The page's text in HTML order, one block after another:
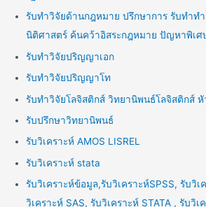
รับทำวิจัยด้านกฎหมาย ปรึกษาการ รับทำท
นิติศาสตร์ ค้นคว้าอิสระกฎหมาย ปัญหาพิเ
รับทำวิจัยปริญญาเอก
รับทำวิจัยปริญญาโท
รับทำวิจัยโลจิสติกส์ วิทยานิพนธ์โลจิสติกส์
รับปรึกษาวิทยานิพนธ์
รับวิเคราะห์ AMOS LISREL
รับวิเคราะห์ stata
รับวิเคราะห์ข้อมูล,รับวิเคราะห์SPSS, รับวิเ
วิเคราะห์ SAS, รับวิเคราะห์ STATA , รับวิเ